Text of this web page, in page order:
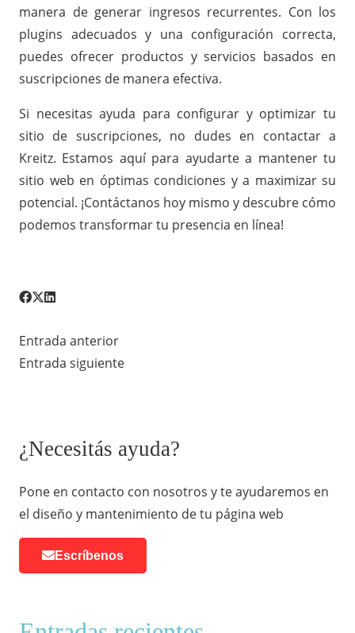
manera de generar ingresos recurrentes. Con los
plugins adecuados y una configuración correcta,
puedes ofrecer productos y servicios basados en
suscripciones de manera efectiva.
Si necesitas ayuda para configurar y optimizar tu
sitio de suscripciones, no dudes en contactar a
Kreitz. Estamos aquí para ayudarte a mantener tu
sitio web en óptimas condiciones y a maximizar su
potencial. ¡Contáctanos hoy mismo y descubre cómo
podemos transformar tu presencia en línea!
Entrada anterior
Entrada siguiente
¿Necesitás ayuda?
Pone en contacto con nosotros y te ayudaremos en
el diseño y mantenimiento de tu página web
Escríbenos